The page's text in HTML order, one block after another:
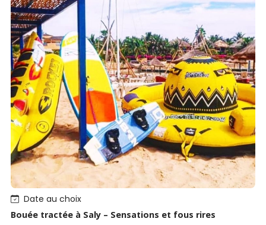
Date au choix
Bouée tractée à Saly – Sensations et fous rires